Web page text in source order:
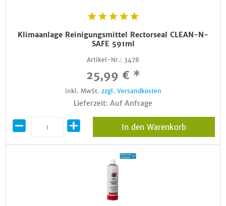
Klimaanlage Reinigungsmittel Rectorseal CLEAN-N-
SAFE 591ml
Artikel-Nr.: 3478
25,99 € *
inkl. MwSt. zzgl. Versandkosten
Lieferzeit: Auf Anfrage
In den Warenkorb